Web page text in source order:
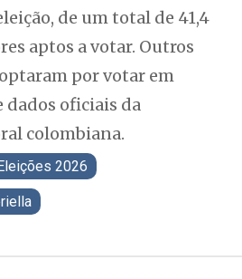
de um total de 41,4
aptos a votar. Outros
por votar em
dados oficiais da
colombiana.
2026